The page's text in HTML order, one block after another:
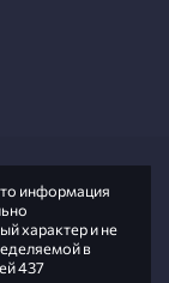
информация
характер и не
в
437